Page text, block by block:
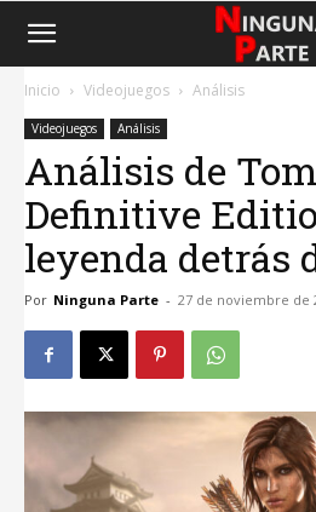
Inicio Videojuegos Análisis
Videojuegos Análisis
Análisis de
Definitive
leyenda detrás
Por Ninguna Parte - 27 de noviembre de